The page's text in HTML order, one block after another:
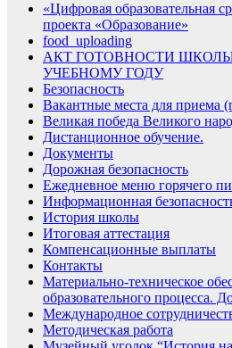
«Цифровая образовательная
проекта «Образование»
food_uploading
АКТ ГОТОВНОСТИ
УЧЕБНОМУ ГОДУ
Безопасность
Вакантные места для приема
Великая победа Великого
Дистанционное обучение.
Документы
Дорожная безопасность
Ежедневное меню горячего
Информационная
История школы
Итоговая аттестация
Компенсационные выплаты
Контакты
Материально-техническое
образовательного процесса.
Международное
Методическая работа